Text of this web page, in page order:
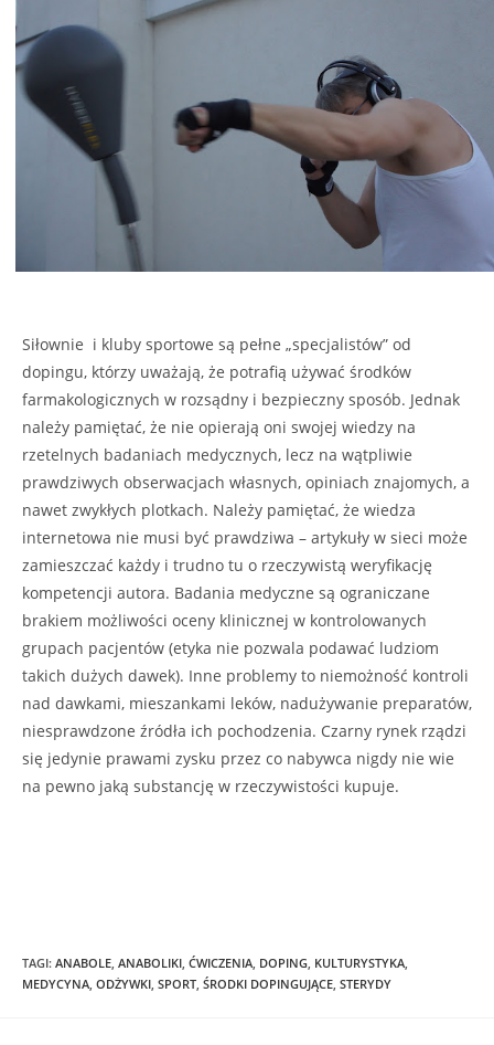
Siłownie i kluby sportowe są pełne „specjalistów” od
dopingu, którzy uważają, że potrafią używać środków
farmakologicznych w rozsądny i bezpieczny sposób. Jednak
należy pamiętać, że nie opierają oni swojej wiedzy na
rzetelnych badaniach medycznych, lecz na wątpliwie
prawdziwych obserwacjach własnych, opiniach znajomych, a
nawet zwykłych plotkach. Należy pamiętać, że wiedza
internetowa nie musi być prawdziwa – artykuły w sieci może
zamieszczać każdy i trudno tu o rzeczywistą weryfikację
kompetencji autora. Badania medyczne są ograniczane
brakiem możliwości oceny klinicznej w kontrolowanych
grupach pacjentów (etyka nie pozwala podawać ludziom
takich dużych dawek). Inne problemy to niemożność kontroli
nad dawkami, mieszankami leków, nadużywanie preparatów,
niesprawdzone źródła ich pochodzenia. Czarny rynek rządzi
się jedynie prawami zysku przez co nabywca nigdy nie wie
na pewno jaką substancję w rzeczywistości kupuje.
TAGI: ANABOLE, ANABOLIKI, ĆWICZENIA, DOPING, KULTURYSTYKA,
MEDYCYNA, ODŻYWKI, SPORT, ŚRODKI DOPINGUJĄCE, STERYDY